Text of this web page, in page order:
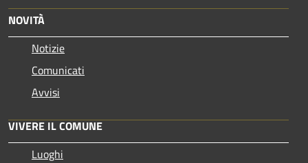
NOVITÀ
Notizie
Comunicati
Avvisi
VIVERE IL COMUNE
Luoghi